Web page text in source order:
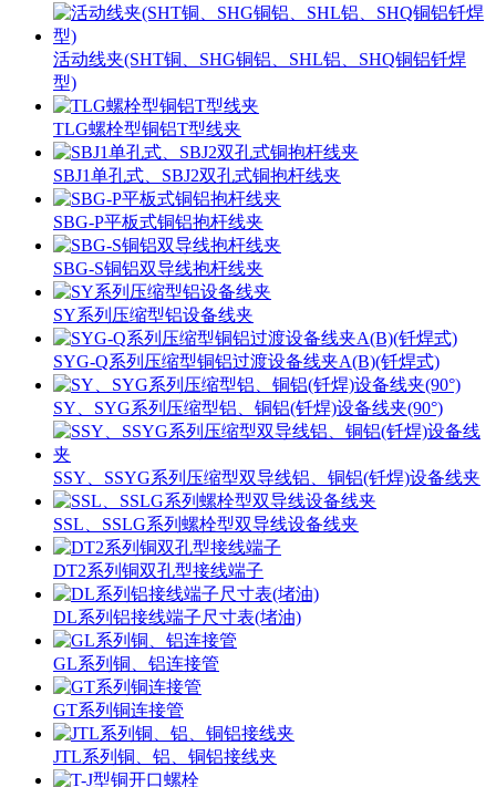
活动线夹(SHT铜、SHG铜铝、SHL铝、SHQ铜铝钎焊
型)
TLG螺栓型铜铝T型线夹
SBJ1单孔式、SBJ2双孔式铜抱杆线夹
SBG-P平板式铜铝抱杆线夹
SBG-S铜铝双导线抱杆线夹
SY系列压缩型铝设备线夹
SYG-Q系列压缩型铜铝过渡设备线夹A(B)(钎焊式)
SY、SYG系列压缩型铝、铜铝(钎焊)设备线夹(90°)
SSY、SSYG系列压缩型双导线铝、铜铝(钎焊)设备线夹
SSL、SSLG系列螺栓型双导线设备线夹
DT2系列铜双孔型接线端子
DL系列铝接线端子尺寸表(堵油)
GL系列铜、铝连接管
GT系列铜连接管
JTL系列铜、铝、铜铝接线夹